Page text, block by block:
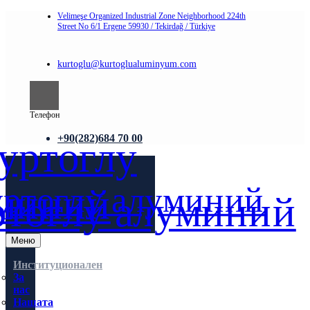
Velimeşe Organized Industrial Zone Neighborhood 224th
Street No 6/1 Ergene 59930 / Tekirdağ / Türkiye
kurtoglu@kurtoglualuminyum.com
Телефон
+90(282)684 70 00
Меню
Институционален
За
нас
Нашата